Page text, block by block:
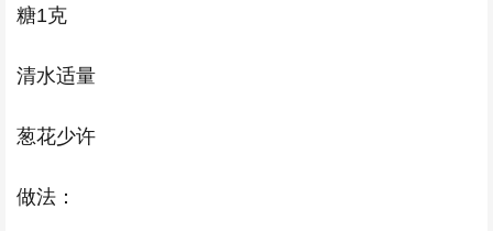
糖1克
清水适量
葱花少许
做法：